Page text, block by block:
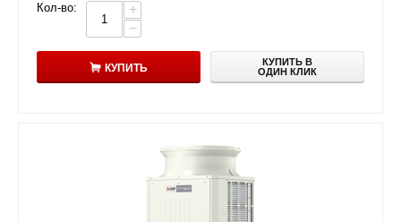
Кол-во:
+
−
КУПИТЬ
КУПИТЬ В
ОДИН КЛИК